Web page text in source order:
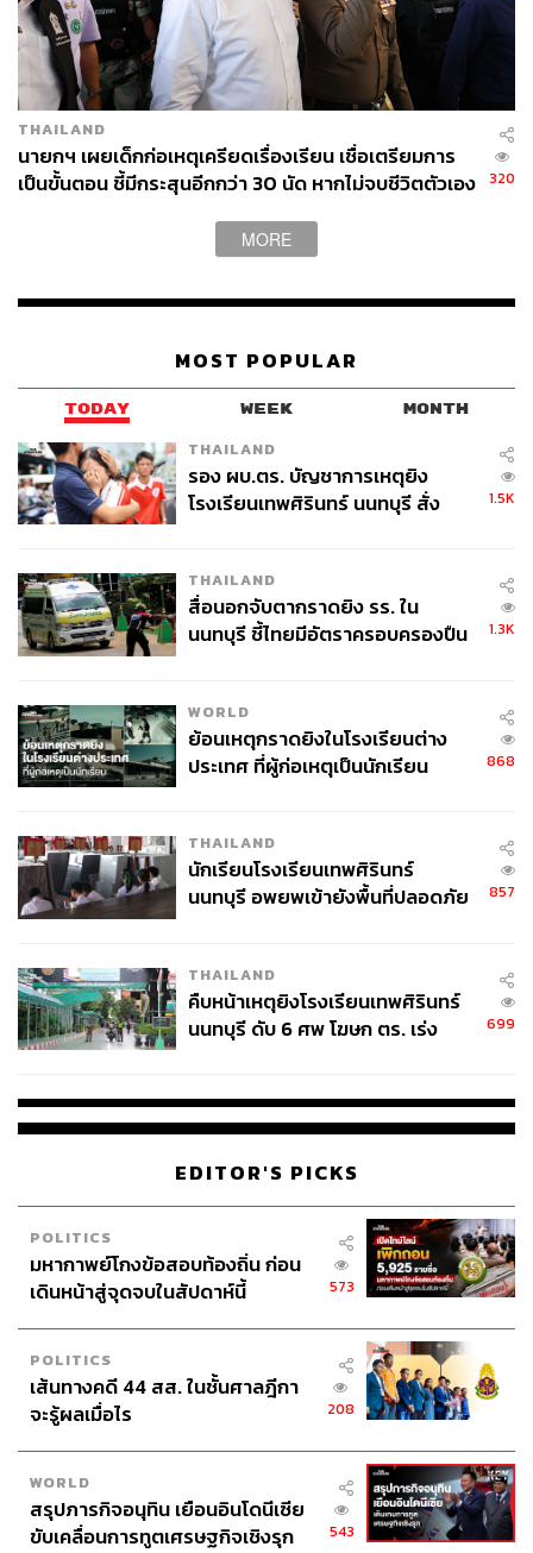
TAGS: นครราชสีมา
อนุทิน ชาญวีรกูล
รถไฟความเร็วสูงไทย-จีน
เหตุอุโมงค์ถล่ม
159
THAILAND
นายกฯ เผยเด็กก่อเหตุเครียดเรื่องเรียน เชื่อเตรียมการ
เป็นขั้นตอน ชี้มีกระสุนอีกกว่า 30 นัด หากไม่จบชีวิตตัวเอง
320
MORE
MOST POPULAR
TODAY WEEK MONTH
THAILAND
รอง ผบ.ตร. บัญชาการเหตุยิง
โรงเรียนเทพศิรินทร์ นนทบุรี สั่ง
1.5K
THAILAND
สื่อนอกจับตากราดยิง รร. ใน
นนทบุรี ชี้ไทยมีอัตราครอบครองปืน
1.3K
WORLD
ย้อนเหตุกราดยิงในโรงเรียนต่าง
ประเทศ ที่ผู้ก่อเหตุเป็นนักเรียน
868
THAILAND
นักเรียนโรงเรียนเทพศิรินทร์
นนทบุรี อพยพเข้ายังพื้นที่ปลอดภัย
857
THAILAND
คืบหน้าเหตุยิงโรงเรียนเทพศิรินทร์
นนทบุรี ดับ 6 ศพ โฆษก ตร. เร่ง
699
EDITOR'S PICKS
POLITICS
มหากาพย์โกงข้อสอบท้องถิ่น ก่อน
เดินหน้าสู่จุดจบในสัปดาห์นี้
573
POLITICS
เส้นทางคดี 44 สส. ในชั้นศาลฎีกา
จะรู้ผลเมื่อไร
208
WORLD
สรุปภารกิจอนุทิน เยือนอินโดนีเซีย
ขับเคลื่อนการทูตเศรษฐกิจเชิงรุก
543